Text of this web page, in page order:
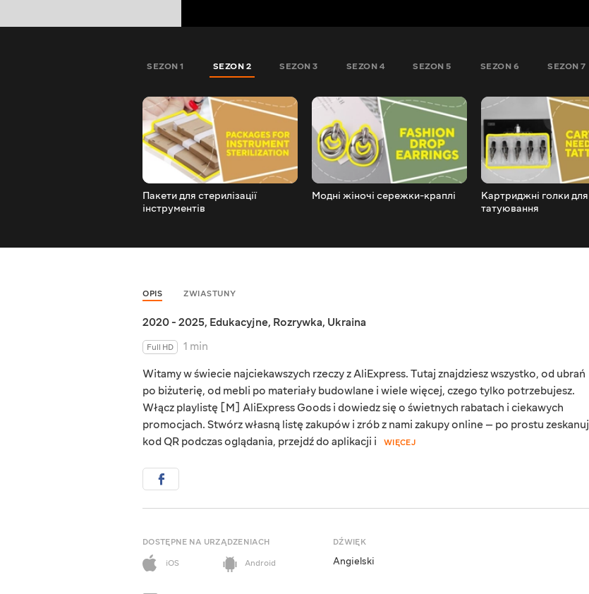
SEZON 1 SEZON 2 SEZON 3 SEZON 4 SEZON 5 SEZON 6 SEZON 7
Пакети для стерилізації
інструментів
Модні жіночі сережки-краплі
Картриджні голки для
татуювання
OPIS ZWIASTUNY
2020 - 2025, Edukacyjne, Rozrywka, Ukraina
Full HD
1 min
Witamy w świecie najciekawszych rzeczy z AliExpress. Tutaj znajdziesz wszystko, od ubrań
po biżuterię, od mebli po materiały budowlane i wiele więcej, czego tylko potrzebujesz.
Włącz playlistę [M] AliExpress Goods i dowiedz się o świetnych rabatach i ciekawych
promocjach. Stwórz własną listę zakupów i zrób z nami zakupy online — po prostu zeskanuj
kod QR podczas oglądania, przejdź do aplikacji i
WIĘCEJ
DOSTĘPNE NA URZĄDZENIACH
iOS
Android
DŹWIĘK
Angielski